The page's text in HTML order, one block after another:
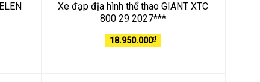
Xe đạp địa hình thể thao GIANT XTC
800 29 2027***
18.950.000₫